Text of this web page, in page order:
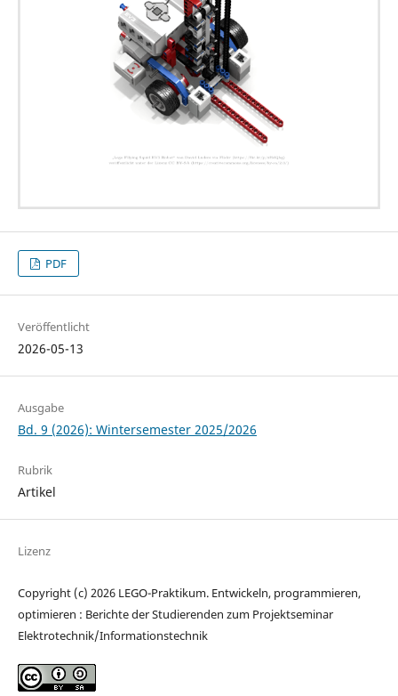
PDF
Veröffentlicht
2026-05-13
Ausgabe
Bd. 9 (2026): Wintersemester 2025/2026
Rubrik
Artikel
Lizenz
Copyright (c) 2026 LEGO-Praktikum. Entwickeln, programmieren,
optimieren : Berichte der Studierenden zum Projektseminar
Elektrotechnik/Informationstechnik